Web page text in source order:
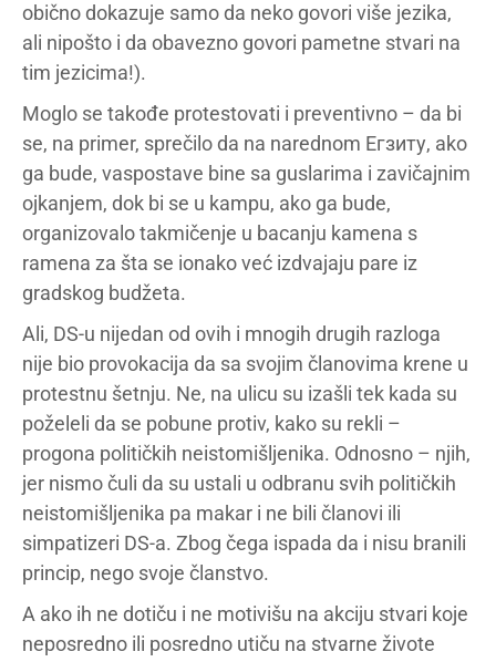
obično dokazuje samo da neko govori više jezika,
ali nipošto i da obavezno govori pametne stvari na
tim jezicima!).
Moglo se takođe protestovati i preventivno – da bi
se, na primer, sprečilo da na narednom Егзиту, ako
ga bude, vaspostave bine sa guslarima i zavičajnim
ojkanjem, dok bi se u kampu, ako ga bude,
organizovalo takmičenje u bacanju kamena s
ramena za šta se ionako već izdvajaju pare iz
gradskog budžeta.
Ali, DS-u nijedan od ovih i mnogih drugih razloga
nije bio provokacija da sa svojim članovima krene u
protestnu šetnju. Ne, na ulicu su izašli tek kada su
poželeli da se pobune protiv, kako su rekli –
progona političkih neistomišljenika. Odnosno – njih,
jer nismo čuli da su ustali u odbranu svih političkih
neistomišljenika pa makar i ne bili članovi ili
simpatizeri DS-a. Zbog čega ispada da i nisu branili
princip, nego svoje članstvo.
A ako ih ne dotiču i ne motivišu na akciju stvari koje
neposredno ili posredno utiču na stvarne živote